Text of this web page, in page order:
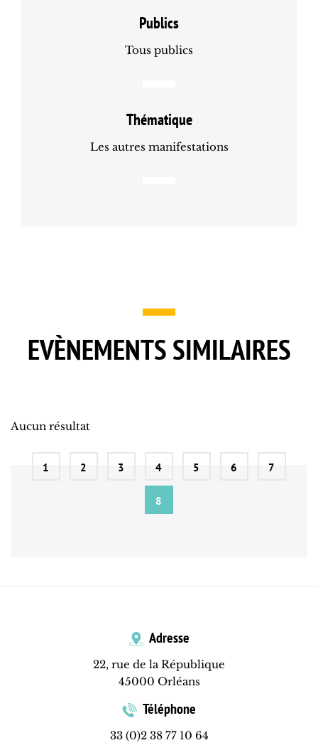
Publics
Tous publics
Thématique
Les autres manifestations
EVÈNEMENTS SIMILAIRES
Aucun résultat
1 2 3 4 5 6 7
8
Adresse
22, rue de la République
45000 Orléans
Téléphone
33 (0)2 38 77 10 64